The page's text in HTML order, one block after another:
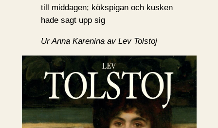
till middagen; kökspigan och kusken
hade sagt upp sig
Ur Anna Karenina av Lev Tolstoj